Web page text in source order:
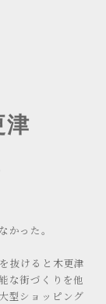
津
かった。
抜けると木更津
な街づくりを他
型ショッピング